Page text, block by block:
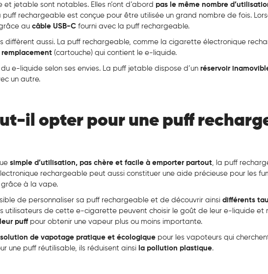
et jetable sont notables. Elles n’ont d’abordpas le même nombre
puff rechargeable est conçue pour être utilisée un grand nombre de fois.
aucâble USB-Cfourni avec la puff rechargeable.
diffèrent aussi. La puff rechargeable, comme la cigarette électronique
remplacement (cartouche) qui contient le e-liquide.
e-liquide selon ses envies. La puff jetable dispose d’unréservoir
un autre.
il opter pour une puff
simple d’utilisation, pas chère et facile à emporter partout , la puff
rechargeable peut aussi constituer une aide précieuse pour les
grâce à la vape.
de personnaliser sa puff rechargeable et de découvrir ainsidifférents
utilisateurs de cette e-cigarette peuvent choisir le goût de leur e-liquide et
puff pour obtenir une vapeur plus ou moins importante.
solution de vapotage pratique et écologique pour les vapoteurs qui
une puff réutilisable, ils réduisent ainsi la pollution plastique.